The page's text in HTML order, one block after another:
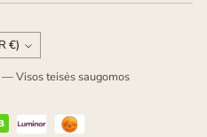
Lietuva (EUR €)
— Visos teisės saugomos